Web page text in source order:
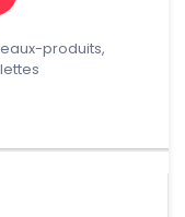
produits,